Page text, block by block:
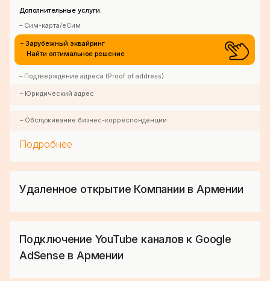
Дополнительные услуги:
– Сим-карта/еСим
– Зарубежный эквайринг
Найти оптимальное решение
– Подтверждение адреса (Proof of address)
– Юридический адрес
– Обслуживание бизнес-корреспонденции
Подробнее
Удаленное открытие Компании в Армении
Подключение YouTube каналов к Google
AdSense в Армении